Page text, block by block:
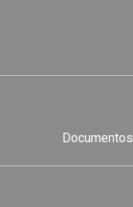
Documentos